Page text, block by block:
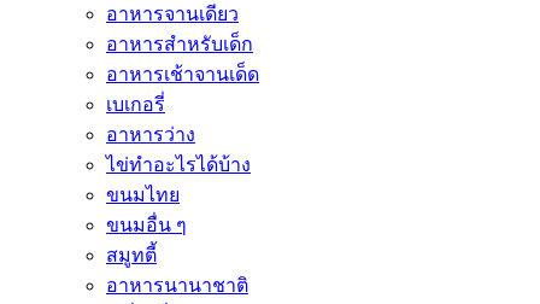
อาหารจานเดียว
อาหารสำหรับเด็ก
อาหารเช้าจานเด็ด
เบเกอรี่
อาหารว่าง
ไข่ทำอะไรได้บ้าง
ขนมไทย
ขนมอื่น ๆ
สมูทตี้
อาหารนานาชาติ